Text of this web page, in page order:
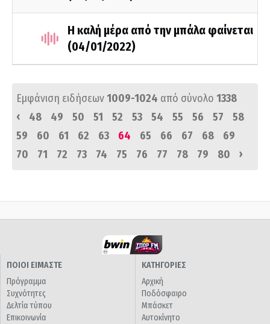
Η καλή μέρα από την μπάλα φαίνεται
(04/01/2022)
Εμφάνιση ειδήσεων1009-1024 από σύνολο 1338
‹
48 49 50 51 52 53 54 55 56 57
58
59
60 61 62 63 64 65 66 67 68
69
70
71 72 73 74 75 76 77 78 79 80 ›
ΠΟΙΟΙ ΕΙΜΑΣΤΕ
Πρόγραμμα
Συχνότητες
Δελτία τύπου
Επικοινωνία
ΚΑΤΗΓΟΡΙΕΣ
Αρχική
Ποδόσφαιρο
Μπάσκετ
Αυτοκίνητο